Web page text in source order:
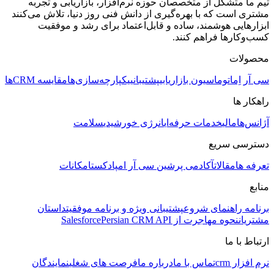
مشتری است که با بهره‌گیری از دانش فنی روز دنیا، تلاش می‌کنند
ابزارهایی هوشمند، ساده و قابل‌اعتماد برای رشد و موفقیت
کسب‌وکارها فراهم کنند.
محصولات
سی آر اِماتوماسیون بازاریابیپشتیبانییکپارچه‌سازی‌هامقایسه CRMها
راهکار ها
آژانس‌هامالیخدمات حرفه‌ایانرژی خورشیدیسلامت
دسترسی سریع
تعرفه هامقالاتآکادمی پرشین سی آر امپادکستامکانات
منابع
برنامه راهنمای شروعپشتیبانی ویژه و برنامه موفقیتداستان
مشتریاننحوه مهاجرت از Salesforce Persian CRM API
ارتباط با ما
نرم افزار crm تماس با مادرباره مافرصت های شغلینمایندگان